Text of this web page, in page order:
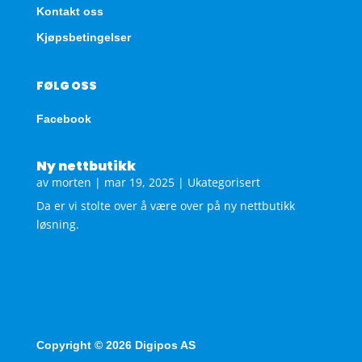
Kontakt oss
Kjøpsbetingelser
FØLG OSS
Facebook
Ny nettbutikk
av morten | mar 19, 2025| Ukategorisert
Da er vi stolte over å være over på ny nettbutikk
løsning.
Copyright © 2026 Digipos AS